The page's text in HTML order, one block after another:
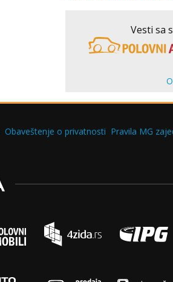
Vesti sa
Obaveštenje o privatnosti Pravila MG